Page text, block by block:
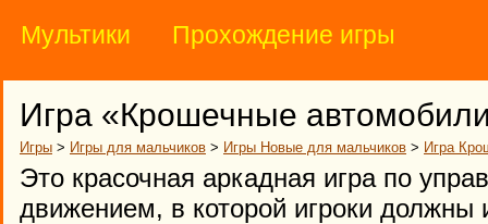
Мультики Прохождение игры
Игра «Крошечные
Игры > Игры для мальчиков > Игры Новые для мальчиков > Игра
Это красочная аркадная игра по
движением, в которой игроки должны